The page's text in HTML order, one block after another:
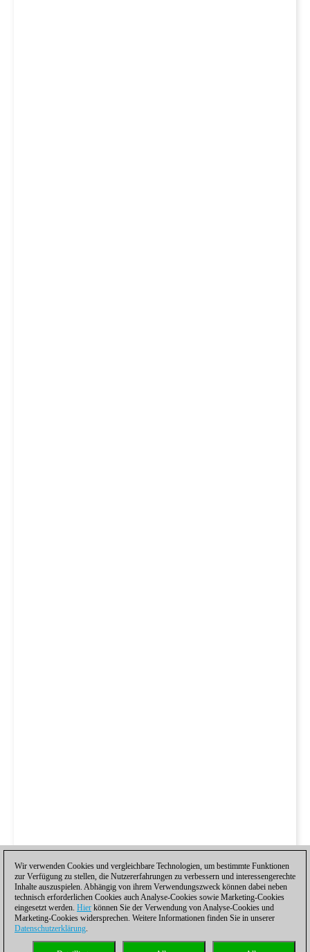
Wir verwenden Cookies und vergleichbare Technologien, um bestimmte Funktionen
zur Verfügung zu stellen, die Nutzererfahrungen zu verbessern und interessengerechte
Inhalte auszuspielen. Abhängig von ihrem Verwendungszweck können dabei neben
technisch erforderlichen Cookies auch Analyse-Cookies sowie Marketing-Cookies
eingesetzt werden. Hier können Sie der Verwendung von Analyse-Cookies und
Marketing-Cookies widersprechen. Weitere Informationen finden Sie in unserer
Datenschutzerklärung.